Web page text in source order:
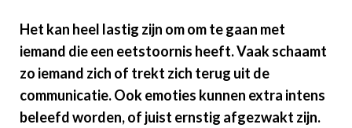
Het kan heel lastig zijn om om te gaan met
iemand die een eetstoornis heeft. Vaak schaamt
zo iemand zich of trekt zich terug uit de
communicatie. Ook emoties kunnen extra intens
beleefd worden, of juist ernstig afgezwakt zijn.